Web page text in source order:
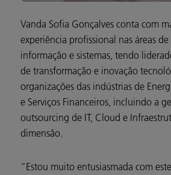
Vanda Sofia Gonçalves conta com
experiência profissional nas áreas
informação e sistemas, tendo
de transformação e inovação
organizações das indústrias de
e Serviços Financeiros, incluindo a
outsourcing de IT, Cloud e
dimensão.
“Estou muito entusiasmada com